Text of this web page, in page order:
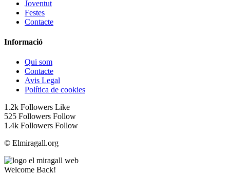
Joventut
Festes
Contacte
Informació
Qui som
Contacte
Avis Legal
Política de cookies
1.2k Followers Like
525 Followers Follow
1.4k Followers Follow
© Elmiragall.org
Welcome Back!